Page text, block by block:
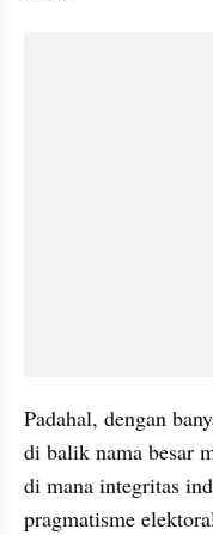
Padahal, dengan
di balik nama besar
di mana integritas
pragmatisme